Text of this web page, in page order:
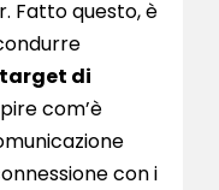
Fatto questo, è
di
com’è
con i